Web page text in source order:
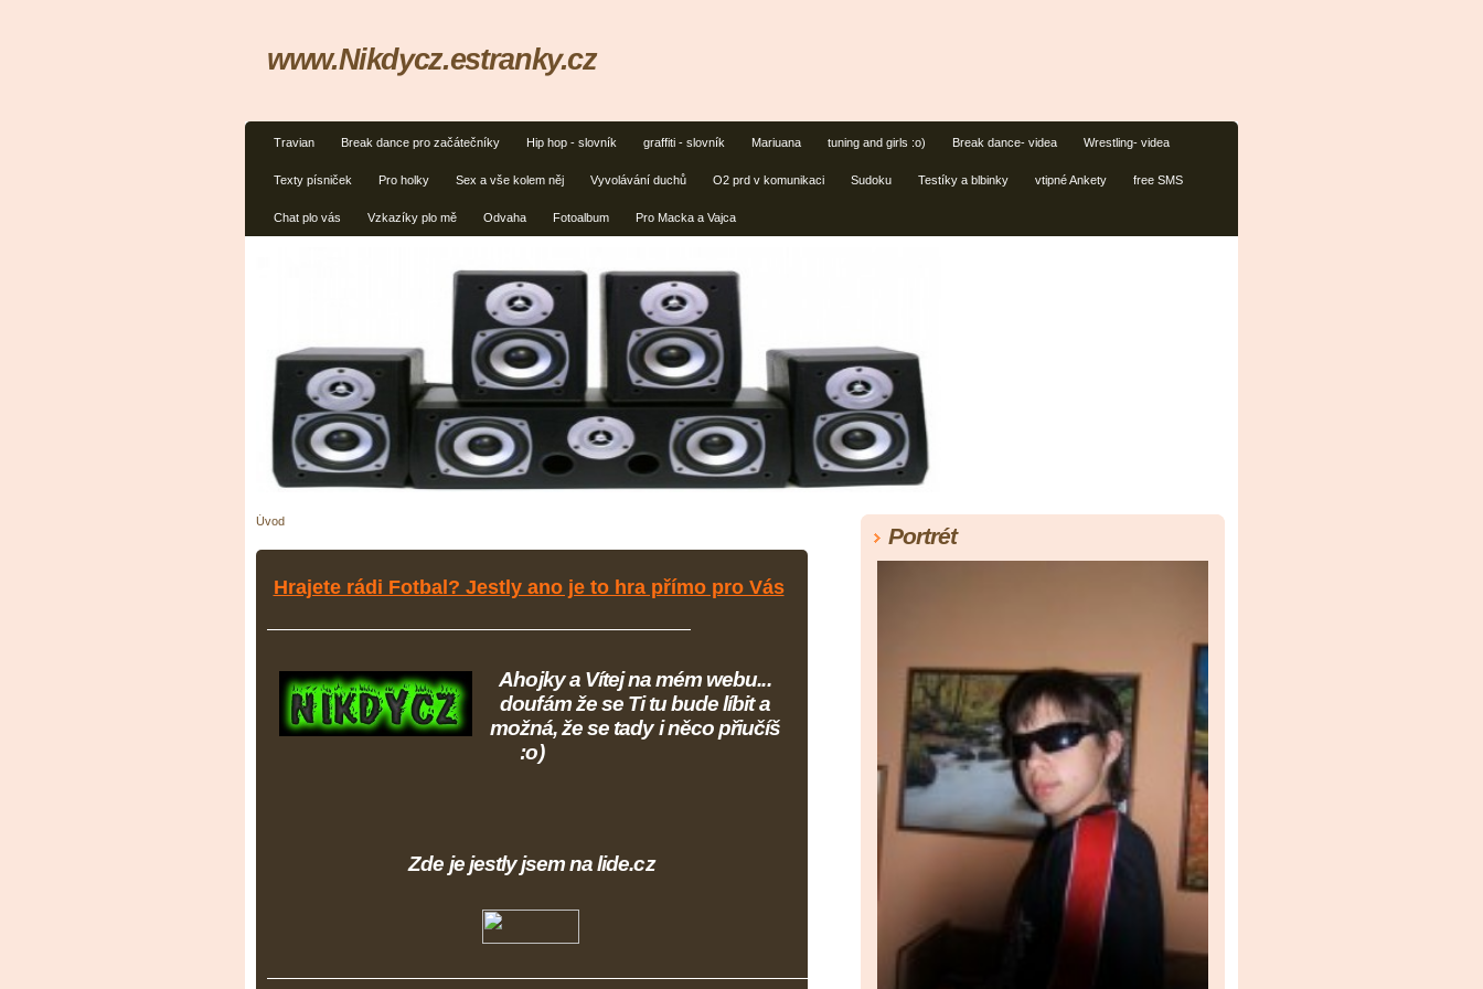
Travian Break dance pro začátečníky Hip hop - slovník graffiti - slovník Mariuana tuning and girls :o) Break dance- videa Wrestling- videa
Texty písniček Pro holky Sex a vše kolem něj Vyvolávání duchů O2 prd v komunikaci Sudoku Testíky a blbinky vtipné Ankety free SMS
Chat plo vás Vzkazíky plo mě Odvaha Fotoalbum Pro Macka a Vajca
www.Nikdycz.estranky.cz
Úvod
Hrajete rádi Fotbal? Jestly ano je to hra přímo pro Vás
Ahojky a Vítej na mém webu...
doufám že se Ti tu bude líbit a
možná, že se tady i něco přiučíš
:o)
Zde je jestly jsem na lide.cz
Portrét